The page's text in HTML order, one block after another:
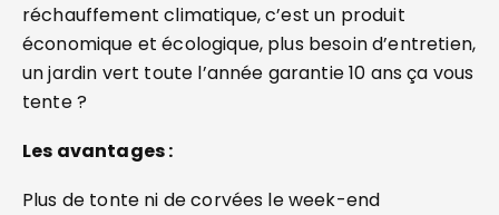
réchauffement climatique, c’est un produit
économique et écologique, plus besoin d’entretien,
un jardin vert toute l’année garantie 10 ans ça vous
tente ?
Les avantages :
Plus de tonte ni de corvées le week-end